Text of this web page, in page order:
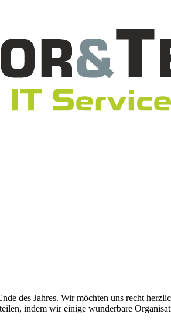
des Jahres. Wir möchten uns recht
indem wir einige wunderbare